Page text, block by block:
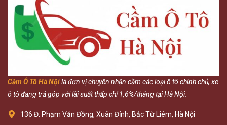
Cầm Ô Tô Hà Nộilà đơn vị chuyên nhận cầm các loại ô tô chính chủ, xe
ô tô đang trả góp với lãi suất thấp chỉ 1,6%/tháng tại Hà Nội.
136 Đ. Phạm Văn Đồng, Xuân Đỉnh, Bắc Từ Liêm, Hà Nội